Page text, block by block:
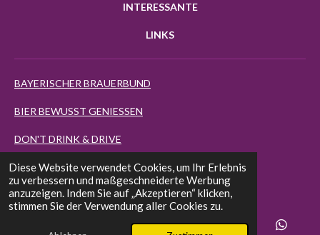
Diese Website verwendet Cookies, um Ihr Erlebnis
zu verbessern und maßgeschneiderte Werbung
anzuzeigen. Indem Sie auf „Akzeptieren“ klicken,
stimmen Sie der Verwendung aller Cookies zu.
INTERESSANTE
LINKS
BAYERISCHER BRAUERBUND
BIER BEWUSST GENIESSEN
DON'T DRINK & DRIVE
BIERMAP24
EUROPEAN BEER STAR
FINEST BEER SELECTION